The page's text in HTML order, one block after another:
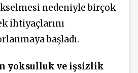
nedeniyle birçok
ihtiyaçlarını
başladı.
yoksulluk ve işsizlik